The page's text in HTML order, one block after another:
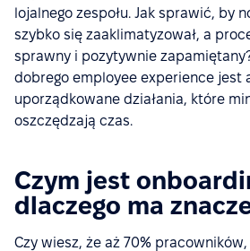
lojalnego zespołu. Jak sprawić, by
szybko się zaaklimatyzował, a
sprawny i pozytywnie
dobrego employee experience jest
uporządkowane działania, które
oszczędzają czas.
Czym jest
dlaczego ma
Czy wiesz, że aż 70%